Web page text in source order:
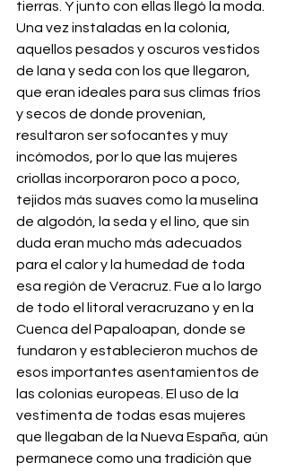
tierras. Y junto con ellas llegó la moda.
Una vez instaladas en la colonia,
aquellos pesados y oscuros vestidos
de lana y seda con los que llegaron,
que eran ideales para sus climas fríos
y secos de donde provenían,
resultaron ser sofocantes y muy
incómodos, por lo que las mujeres
criollas incorporaron poco a poco,
tejidos más suaves como la muselina
de algodón, la seda y el lino, que sin
duda eran mucho más adecuados
para el calor y la humedad de toda
esa región de Veracruz. Fue a lo largo
de todo el litoral veracruzano y en la
Cuenca del Papaloapan, donde se
fundaron y establecieron muchos de
esos importantes asentamientos de
las colonias europeas. El uso de la
vestimenta de todas esas mujeres
que llegaban de la Nueva España, aún
permanece como una tradición que